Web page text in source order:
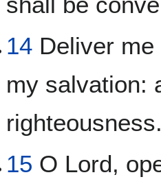
14 Deliver
my salvation:
15 O Lord,